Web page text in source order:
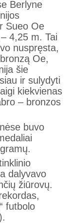
Berlyne
Sueo Oe
4,25 m. Tai
nuspręsta,
Oe,
šie
ir sulydyti
kiekvienas
– bronzos
buvo
dalyvavo
žiūrovų.
futbolo